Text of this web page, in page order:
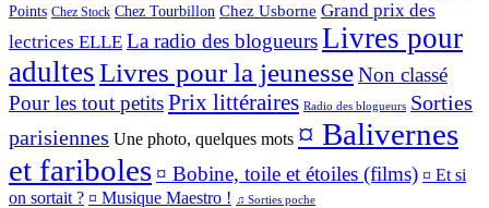
Points Chez Stock Chez Tourbillon Chez Usborne Grand prix des
lectrices ELLE La radio des blogueursLivres pour
adultesLivres pour la jeunesseNon classé
Pour les tout petitsPrix littéraires Radio des blogueurs Sorties
parisiennes Une photo, quelques mots ¤ Balivernes
et fariboles ¤ Bobine, toile et étoiles (films) ¤ Et si
on sortait ? ¤ Musique Maestro ! ♫ Sorties poche